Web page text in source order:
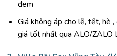
đem
Giá không áp cho lễ, tết, hè
giá tốt nhất qua ALO/